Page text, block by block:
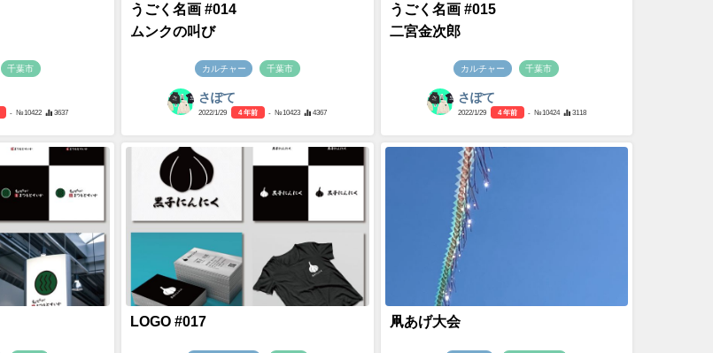
千葉市
- №10422 3637
うごく名画 #014
ムンクの叫び
カルチャー 千葉市
さぽて
2022/1/29 4 年前 - №10423 4367
うごく名画 #015
二宮金次郎
カルチャー 千葉市
さぽて
2022/1/29 4 年前 - №10424 3118
LOGO #017 凧あげ大会